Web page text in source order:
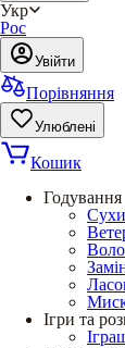
Укр
Рос
Увійти
Порівняння
Улюблені
Кошик
Годування
Ігри та